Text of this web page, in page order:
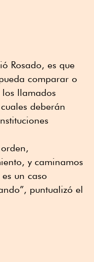
Rosado, es que
comparar o
llamados
deberán
y caminamos
un caso
puntualizó el